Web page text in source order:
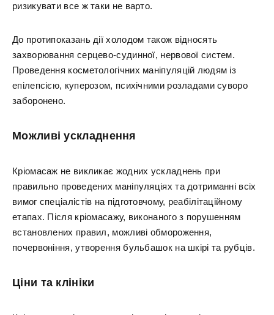
ризикувати все ж таки не варто.
До протипоказань дії холодом також відносять
захворювання серцево-судинної, нервової систем.
Проведення косметологічних маніпуляцій людям із
епілепсією, куперозом, психічними розладами суворо
заборонено.
Можливі ускладнення
Кріомасаж не викликає жодних ускладнень при
правильно проведених маніпуляціях та дотриманні всіх
вимог спеціалістів на підготовчому, реабілітаційному
етапах. Після кріомасажу, виконаного з порушенням
встановлених правил, можливі обмороження,
почервоніння, утворення бульбашок на шкірі та рубців.
Ціни та клініки